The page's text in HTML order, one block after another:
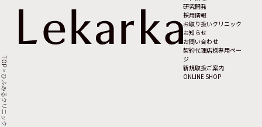
研究開発
採用情報
お取り扱いクリニック
お知らせ
お問い合わせ
契約代理店様専用ペー
ジ
新規取扱ご案内
ONLINE SHOP
TOP
>
ひふみるクリニック